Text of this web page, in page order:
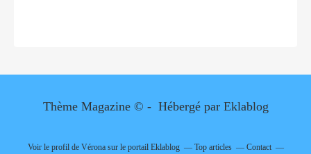
Thème Magazine © - Hébergé par Eklablog
Voir le profil de Véronasur le portail Eklablog Top articles Contact